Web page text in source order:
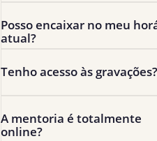
Posso encaixar no meu
atual?
Tenho acesso às gravações?
A mentoria é totalmente
online?